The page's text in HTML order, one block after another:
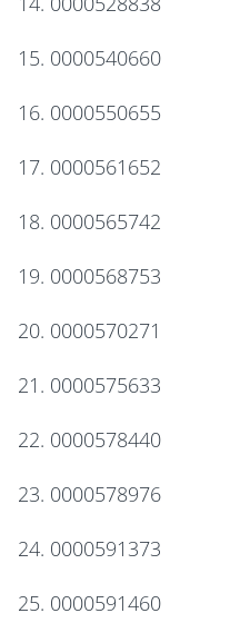
15. 0000540660
16. 0000550655
17. 0000561652
18. 0000565742
19. 0000568753
20. 0000570271
21. 0000575633
22. 0000578440
23. 0000578976
24. 0000591373
25. 0000591460